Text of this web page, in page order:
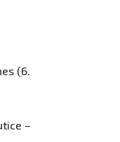
(6.
–